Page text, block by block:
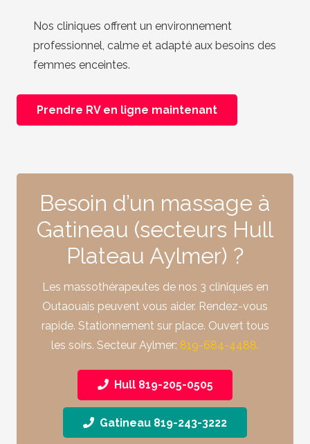
Nos cliniques offrent un environnement
professionnel, calme et adapté aux besoins des
femmes enceintes.
Prendre RV en ligne maintenant
Besoin d’un massage à
Gatineau (secteurs Hull
Plateau Aylmer) ?
Les massothérapeutes de nos 3 cliniques en
Outaouais peuvent vous aider. Rendez-vous
rapide. Stationnement sur place. Ouvert tous
les soirs. Secteur Aylmer: 819-684-4488.
Hull 819-205-0505
Gatineau 819-243-3222